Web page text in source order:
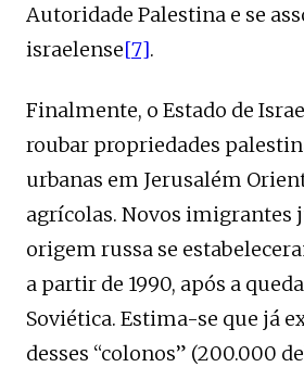
Autoridade Palestina e se
israelense[7].
Finalmente, o Estado de
roubar propriedades
urbanas em Jerusalém
agrícolas. Novos imigrantes
origem russa se
a partir de 1990, após a
Soviética. Estima-se que já
desses “colonos” (200.000